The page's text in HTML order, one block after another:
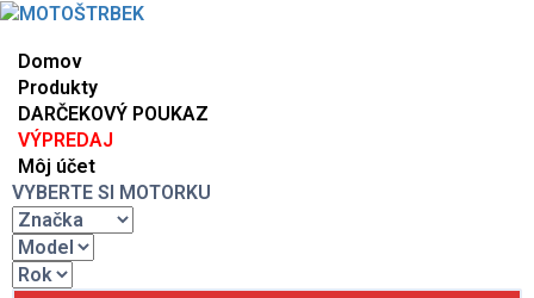
Domov
Produkty
DARČEKOVÝ POUKAZ
VÝPREDAJ
Môj účet
VYBERTE SI MOTORKU